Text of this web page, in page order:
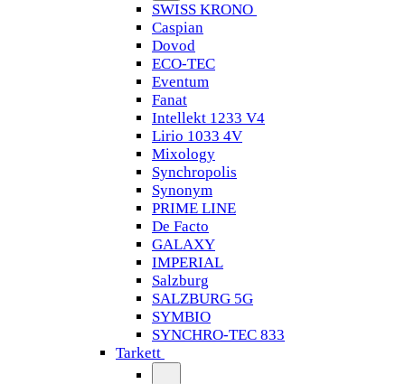
SWISS KRONO
Caspian
Dovod
ECO-TEC
Eventum
Fanat
Intellekt 1233 V4
Lirio 1033 4V
Mixology
Synchropolis
Synonym
PRIME LINE
De Facto
GALAXY
IMPERIAL
Salzburg
SALZBURG 5G
SYMBIO
SYNCHRO-TEC 833
Tarkett